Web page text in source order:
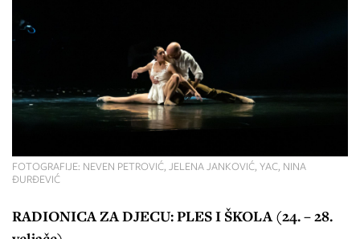
FOTOGRAFIJE: NEVEN PETROVIĆ, JELENA JANKOVIĆ, YAC, NINA
ĐURĐEVIĆ
RADIONICA ZA DJECU: PLES I ŠKOLA (24. – 28.